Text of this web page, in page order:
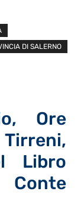
DI SALERNO
Ore
Libro
Conte